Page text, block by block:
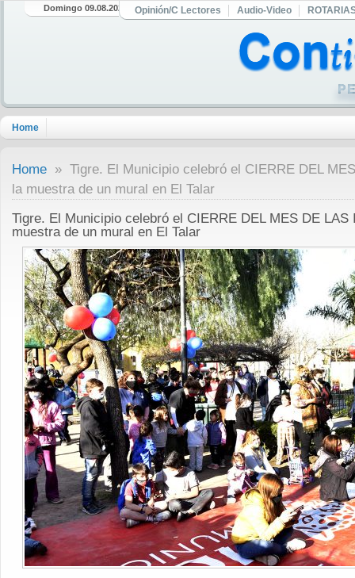
Domingo 09.08.2026 Opinión/C Lectores Audio-Video
Home
Home » Tigre. El Municipio celebró el CIERRE DEL
la muestra de un mural en El Talar
Tigre. El Municipio celebró el CIERRE DEL MES DE LAS
muestra de un mural en El Talar